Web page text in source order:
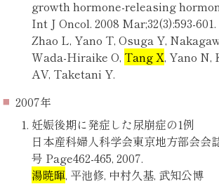
growth hormone-releasing
Int J Oncol. 2008 Mar;32(3):593-601.
Zhao L, Yano T, Osuga Y,
Wada-Hiraike O, Tang X, Yano N,
AV, Taketani Y.
2007年
妊娠後期に発症した尿崩症の1例
日本産科婦人科学会東京地方部会会
号 Page462-465, 2007.
湯暁暉, 平池修, 中村久基, 武知公博